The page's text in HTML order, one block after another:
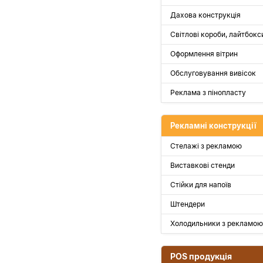
Дахова конструкція
Світлові короби,
Оформлення вітрин
Обслуговування вивісок
Реклама з пінопласту
Рекламні конструкції
Стелажі з рекламою
Виставкові стенди
Стійки для напоїв
Штендери
Холодильники з рекламою
POS продукція